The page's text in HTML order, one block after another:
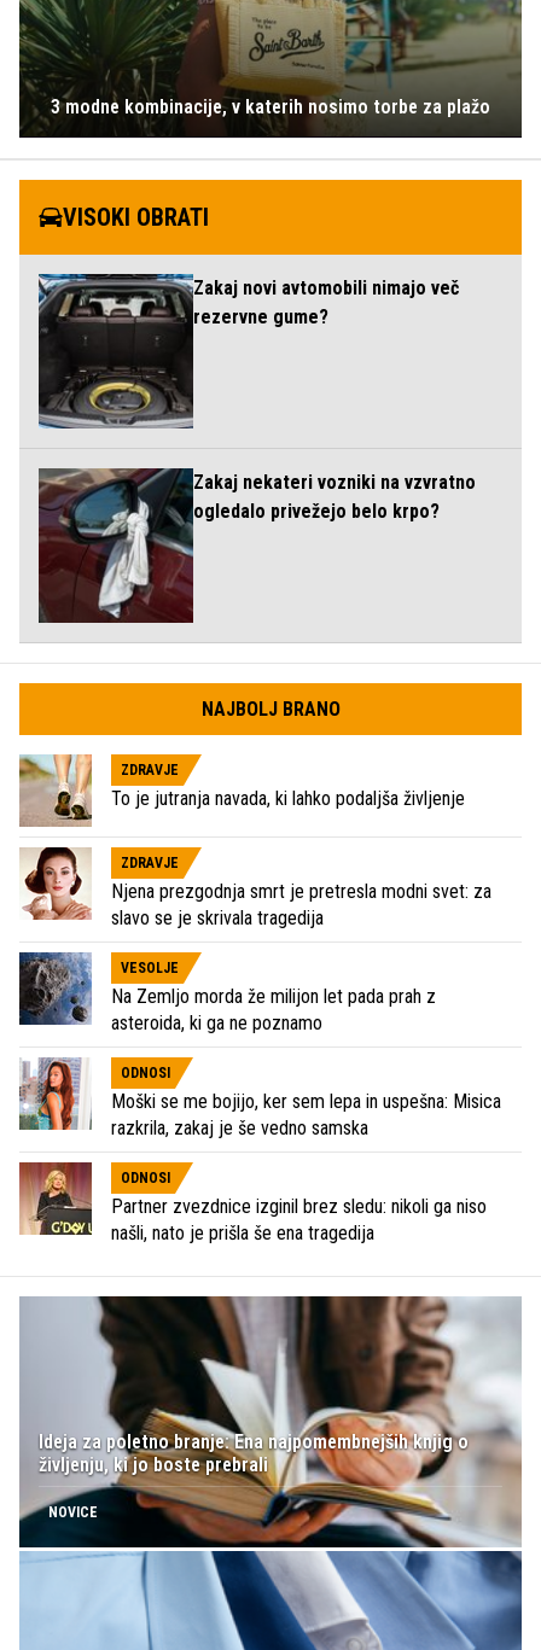
3 modne kombinacije, v katerih nosimo torbe za plažo
VISOKI OBRATI
Zakaj novi avtomobili nimajo več
rezervne gume?
Zakaj nekateri vozniki na vzvratno
ogledalo privežejo belo krpo?
NAJBOLJ BRANO
ZDRAVJE
To je jutranja navada, ki lahko podaljša življenje
ZDRAVJE
Njena prezgodnja smrt je pretresla modni svet: za
slavo se je skrivala tragedija
VESOLJE
Na Zemljo morda že milijon let pada prah z
asteroida, ki ga ne poznamo
ODNOSI
Moški se me bojijo, ker sem lepa in uspešna: Misica
razkrila, zakaj je še vedno samska
ODNOSI
Partner zvezdnice izginil brez sledu: nikoli ga niso
našli, nato je prišla še ena tragedija
Ideja za poletno branje: Ena najpomembnejših knjig o
življenju, ki jo boste prebrali
NOVICE